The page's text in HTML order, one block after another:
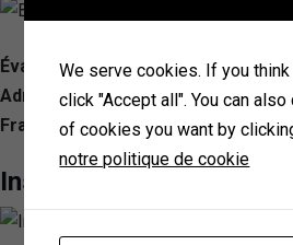
Évaluation: 4.8/ 5 — 116
Adresse: 2 Rue Marie Thérèse
France
Institut HEDELGARDE
We serve cookies. If you
click "Accept all". You can
of cookies you want by
notre politique de cookie